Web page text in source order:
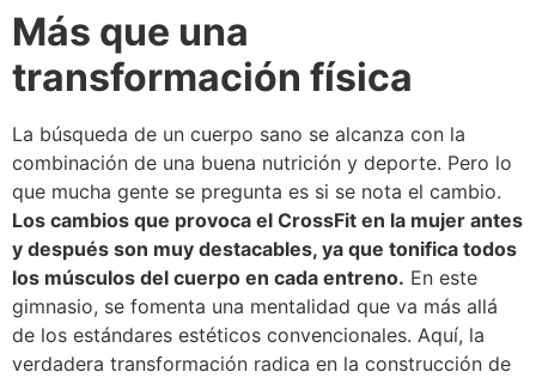
Más que una
transformación física
La búsqueda de un cuerpo sano se alcanza con la
combinación de una buena nutrición y deporte. Pero lo
que mucha gente se pregunta es si se nota el cambio.
Los cambios que provoca el CrossFit en la mujer antes
y después son muy destacables, ya que tonifica todos
los músculos del cuerpo en cada entreno. En este
gimnasio, se fomenta una mentalidad que va más allá
de los estándares estéticos convencionales. Aquí, la
verdadera transformación radica en la construcción de